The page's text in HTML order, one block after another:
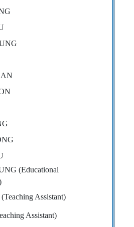
(Educational
Assistant)
Assistant)